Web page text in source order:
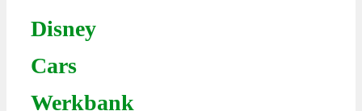
Disney
Cars
Werkbank